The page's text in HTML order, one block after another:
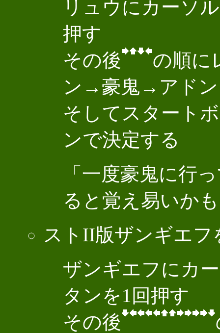
リュウにカーソ
押す
その後
の順に
ン→豪鬼→アドン
そしてスタート
ンで決定する
「一度豪鬼に行
ると覚え易いかも
ストII版ザンギエフ
ザンギエフにカ
タンを1回押す
その後